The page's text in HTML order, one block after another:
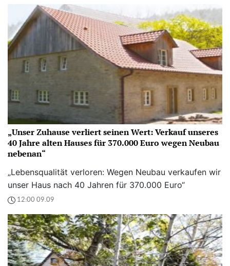
„Unser Zuhause verliert seinen Wert: Verkauf unseres
40 Jahre alten Hauses für 370.000 Euro wegen Neubau
nebenan“
„Lebensqualität verloren: Wegen Neubau verkaufen wir
unser Haus nach 40 Jahren für 370.000 Euro“
12:00 09.09